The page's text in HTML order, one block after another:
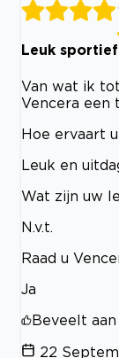
Leuk
Van wat ik
Vencera een
Hoe ervaart
Leuk en
Wat zijn uw
N.v.t.
Raad u
Ja
Beveelt aan
22